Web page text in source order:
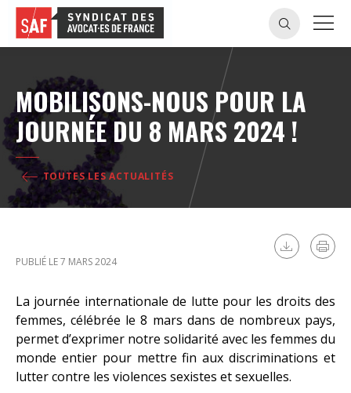
MOBILISONS-NOUS POUR LA
JOURNÉE DU 8 MARS 2024 !
TOUTES LES ACTUALITÉS
PUBLIÉ LE 7 MARS 2024
La journée internationale de lutte pour les droits des
femmes, célébrée le 8 mars dans de nombreux pays,
permet d’exprimer notre solidarité avec les femmes du
monde entier pour mettre fin aux discriminations et
lutter contre les violences sexistes et sexuelles.